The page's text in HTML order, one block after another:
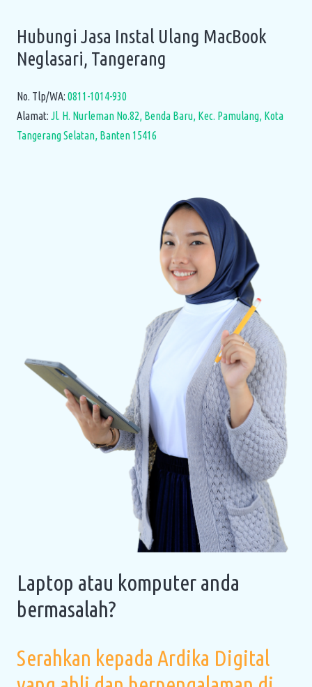
Hubungi Jasa Instal Ulang MacBook
Neglasari, Tangerang
No. Tlp/WA: 0811-1014-930
Alamat: Jl. H. Nurleman No.82, Benda Baru, Kec. Pamulang, Kota
Tangerang Selatan, Banten 15416
Laptop atau komputer anda
bermasalah?
Serahkan kepada Ardika Digital